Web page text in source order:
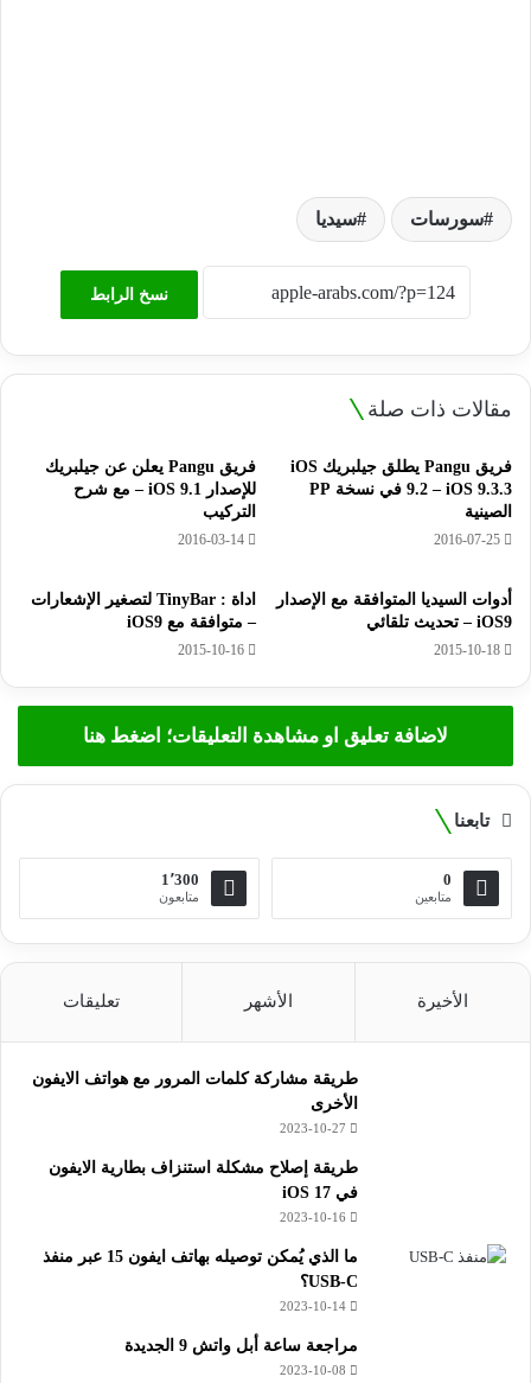
سورسات سيديا
نسخ الرابط
مقالات ذات صلة
فريق Pangu يطلق جيلبريك iOS
9.2 – iOS 9.3.3 في نسخة PP
الصينية
2016-07-25
فريق Pangu يعلن عن جيلبريك
للإصدار iOS 9.1 – مع شرح
التركيب
2016-03-14
أدوات السيديا المتوافقة مع الإصدار
iOS9 – تحديث تلقائي
2015-10-18
اداة : TinyBar لتصغير الإشعارات
– متوافقة مع iOS9
2015-10-16
لاضافة تعليق او مشاهدة التعليقات؛ اضغط هنا
تابعنا
0
متابعين
1٬300
متابعون
الأخيرة الأشهر تعليقات
طريقة مشاركة كلمات المرور مع هواتف الايفون
الأخرى
2023-10-27
طريقة إصلاح مشكلة استنزاف بطارية الايفون
في iOS 17
2023-10-16
ما الذي يُمكن توصيله بهاتف ايفون 15 عبر منفذ
USB-C؟
2023-10-14
مراجعة ساعة أبل واتش 9 الجديدة
2023-10-08